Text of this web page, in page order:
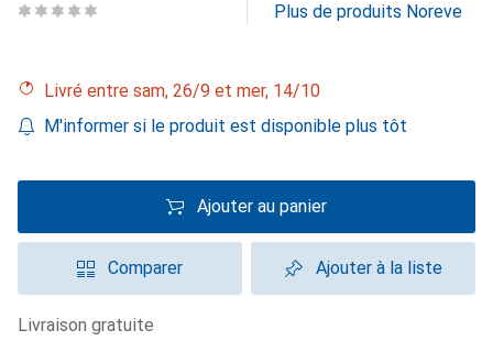
Plus de produits Noreve
Livré entre sam, 26/9 et mer, 14/10
M'informer si le produit est disponible plus tôt
Ajouter au panier
Comparer Ajouter à la liste
livraison gratuite